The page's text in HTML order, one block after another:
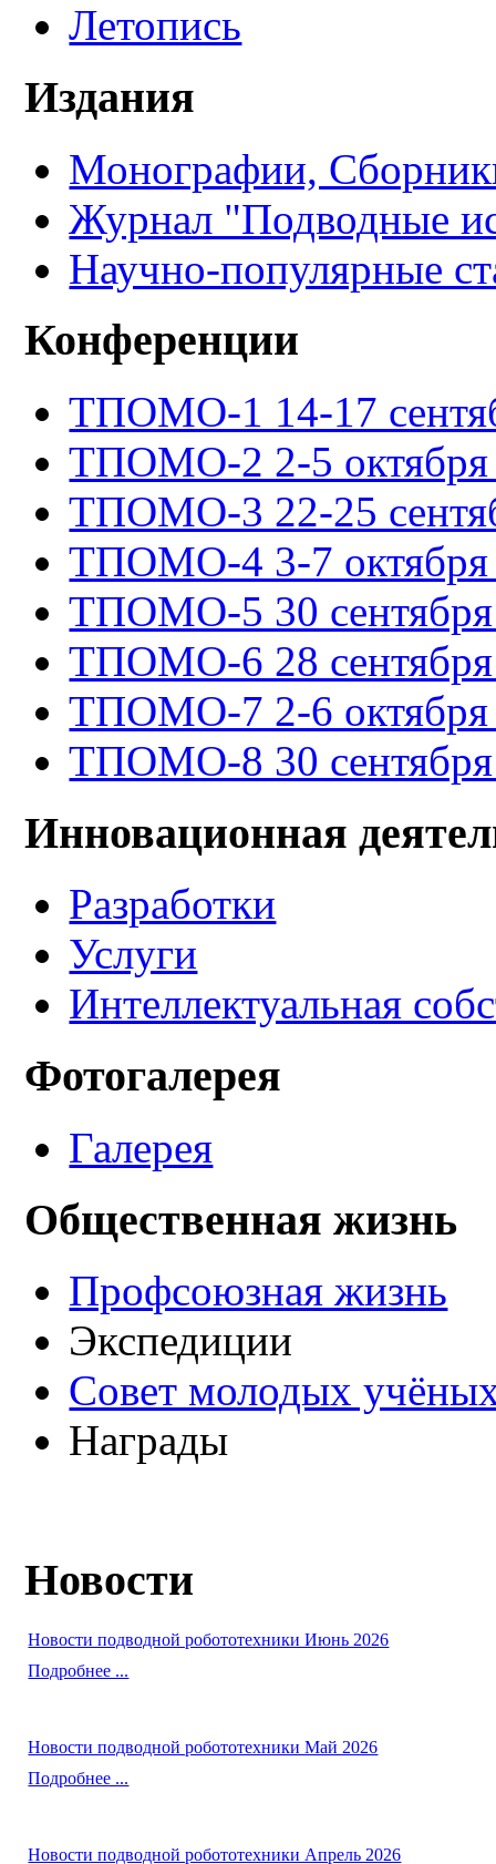
Летопись
Издания
Монографии,
Журнал "Подводные
Научно-популярные
Конференции
ТПОМО-1 14-17
ТПОМО-2 2-5 октября
ТПОМО-3 22-25
ТПОМО-4 3-7 октября
ТПОМО-5 30 сентября
ТПОМО-6 28 сентября
ТПОМО-7 2-6 октября
ТПОМО-8 30 сентября
Инновационная
Разработки
Услуги
Интеллектуальная
Фотогалерея
Галерея
Общественная жизнь
Профсоюзная жизнь
Экспедиции
Совет молодых
Награды
Новости
Новости подводной робототехники Июнь 2026
Подробнее ...
Новости подводной робототехники Май 2026
Подробнее ...
Новости подводной робототехники Апрель 2026